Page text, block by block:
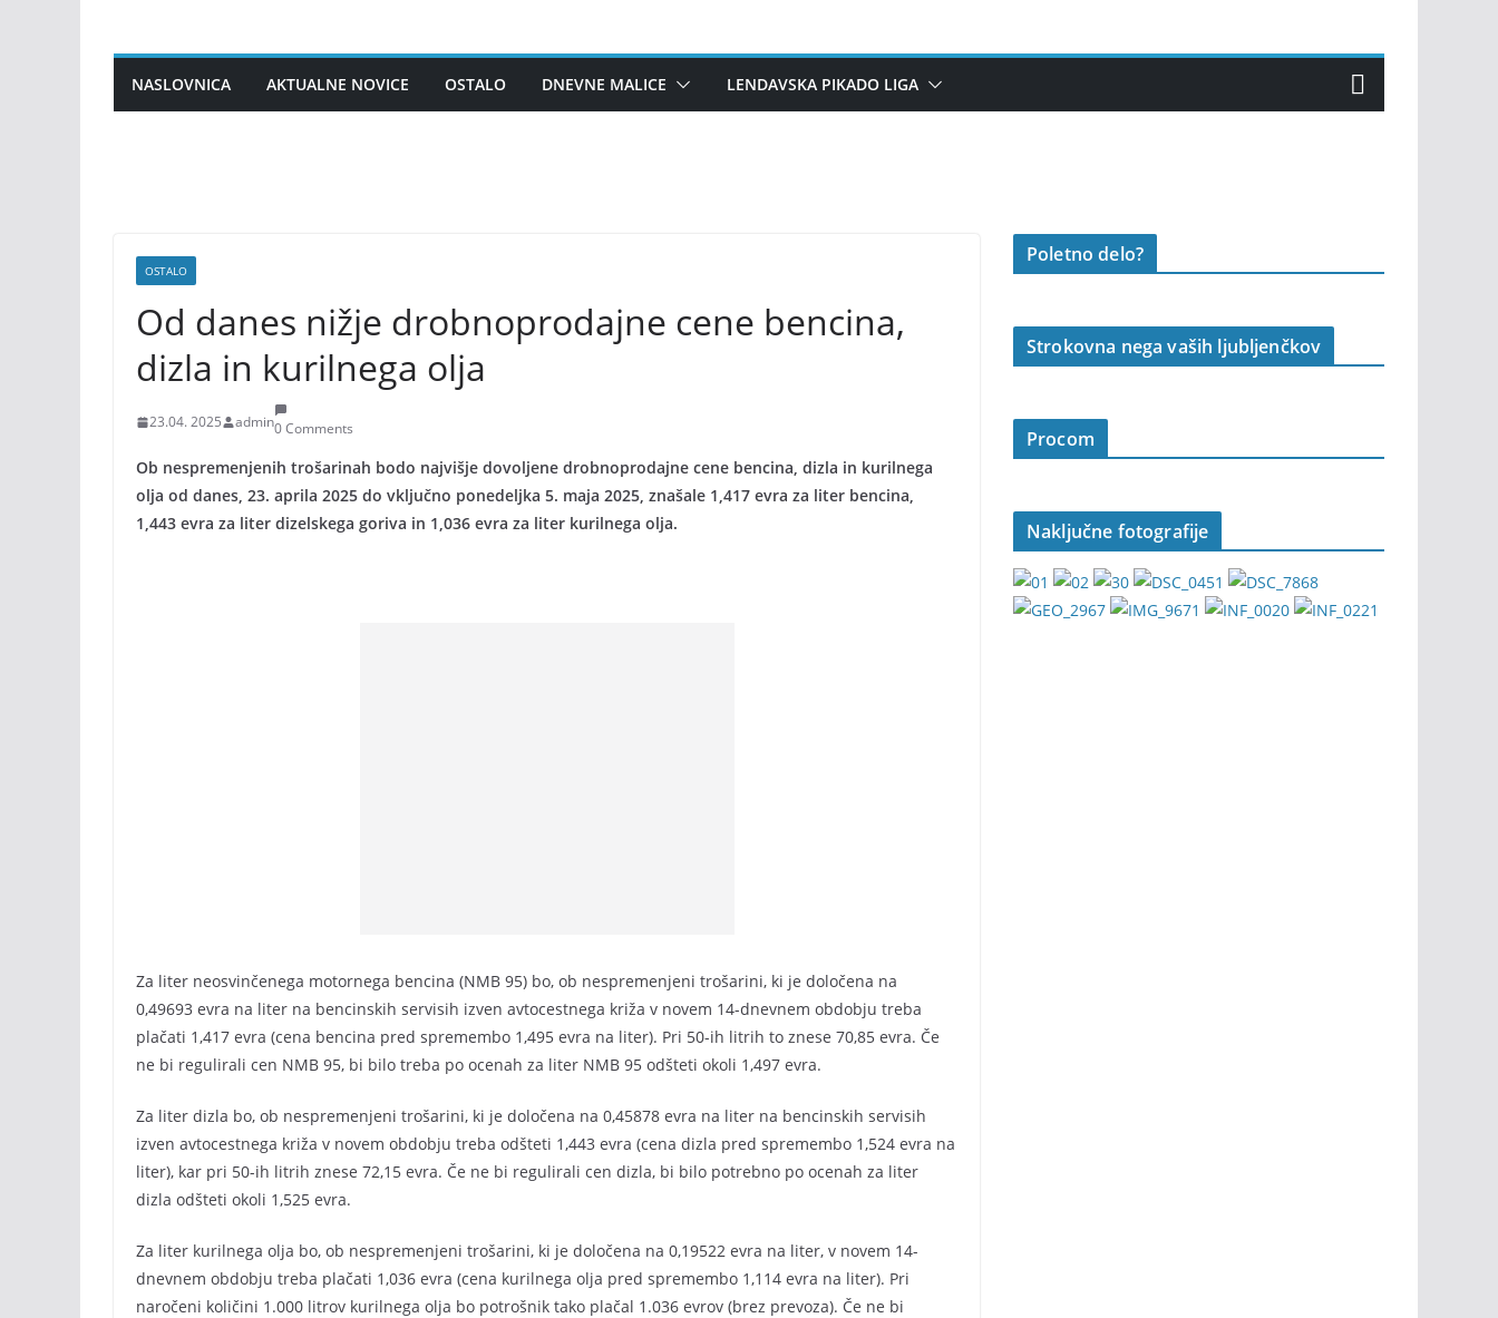
contentNASLOVNICA AKTUALNE NOVICE OSTALO DNEVNE MALICE LENDAVSKA PIKADO LIGA
OSTALO
Od danes nižje drobnoprodajne cene bencina,
dizla in kurilnega olja
23.04. 2025 admin0 Comments
Ob nespremenjenih trošarinah bodo najvišje dovoljene drobnoprodajne cene bencina, dizla in kurilnega
olja od danes, 23. aprila 2025 do vključno ponedeljka 5. maja 2025, znašale 1,417 evra za liter bencina,
1,443 evra za liter dizelskega goriva in 1,036 evra za liter kurilnega olja.
Za liter neosvinčenega motornega bencina (NMB 95) bo, ob nespremenjeni trošarini, ki je določena na
0,49693 evra na liter na bencinskih servisih izven avtocestnega križa v novem 14-dnevnem obdobju treba
plačati 1,417 evra (cena bencina pred spremembo 1,495 evra na liter). Pri 50-ih litrih to znese 70,85 evra. Če
ne bi regulirali cen NMB 95, bi bilo treba po ocenah za liter NMB 95 odšteti okoli 1,497 evra.
Za liter dizla bo, ob nespremenjeni trošarini, ki je določena na 0,45878 evra na liter na bencinskih servisih
izven avtocestnega križa v novem obdobju treba odšteti 1,443 evra (cena dizla pred spremembo 1,524 evra na
liter), kar pri 50-ih litrih znese 72,15 evra. Če ne bi regulirali cen dizla, bi bilo potrebno po ocenah za liter
dizla odšteti okoli 1,525 evra.
Za liter kurilnega olja bo, ob nespremenjeni trošarini, ki je določena na 0,19522 evra na liter, v novem 14-
dnevnem obdobju treba plačati 1,036 evra (cena kurilnega olja pred spremembo 1,114 evra na liter). Pri
naročeni količini 1.000 litrov kurilnega olja bo potrošnik tako plačal 1.036 evrov (brez prevoza). Če ne bi
Poletno delo?
Strokovna nega vaših ljubljenčkov
Procom
Naključne fotografije